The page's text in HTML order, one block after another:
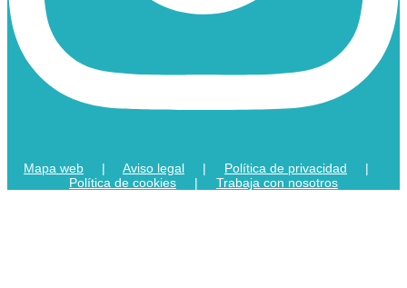
Mapa web | Aviso legal | Política de privacidad |
Política de cookies | Trabaja con nosotros